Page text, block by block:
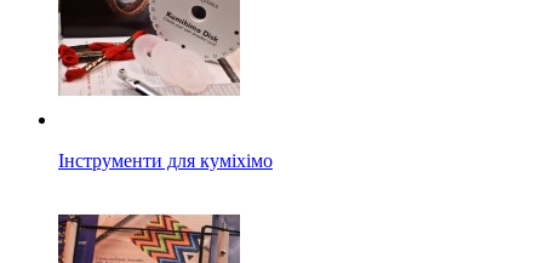
Інструменти для куміхімо